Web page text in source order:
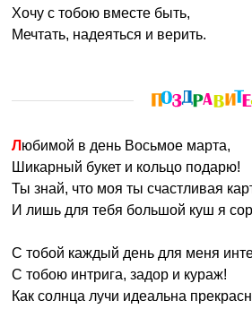
Хочу с тобою вместе быть,
Мечтать, надеяться и верить.
Любимой в день Восьмое марта,
Шикарный букет и кольцо подарю!
Ты знай, что моя ты счастливая
И лишь для тебя большой куш я
С тобой каждый день для меня
С тобою интрига, задор и кураж!
Как солнца лучи идеальна